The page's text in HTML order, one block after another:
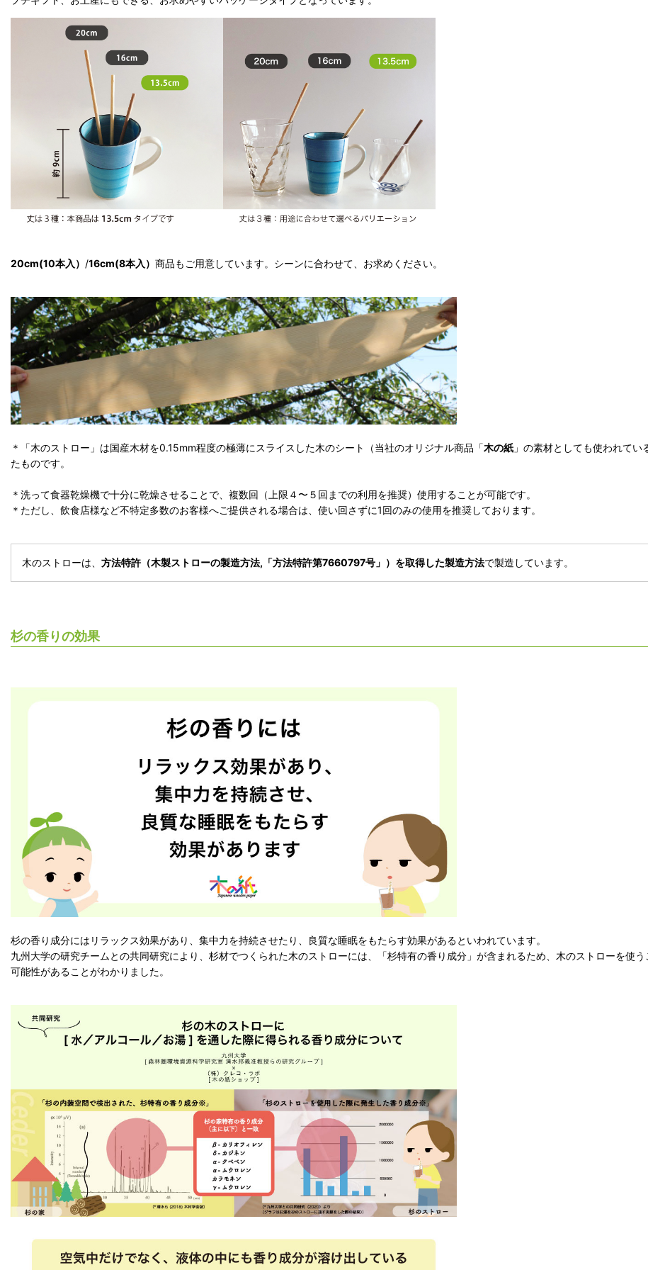
20cm(10本入） /16cm(8本入） 商品もご用意しています。シーンに合わせて、お求めください。
＊「木のストロー」は国産木材を0.15mm程度の極薄にスライスした木のシート（当社のオリジナル商品「木の紙 」の素材としても使われて
たものです。
＊洗って食器乾燥機で十分に乾燥させることで、複数回（上限４〜５回までの利用を推奨）使用することが可能です。
＊ただし、飲食店様など不特定多数のお客様へご提供される場合は、使い回さずに1回のみの使用を推奨しております。
木のストローは、 方法特許（木製ストローの製造方法,「方法特許第7660797号」）を取得した製造方法で製造しています。
杉の香りの効果
杉の香り成分にはリラックス効果があり、集中力を持続させたり、良質な睡眠をもたらす効果があるといわれています。
九州大学の研究チームとの共同研究により、杉材でつくられた木のストローには、「杉特有の香り成分」が含まれるため、木のストローを使
可能性があることがわかりました。